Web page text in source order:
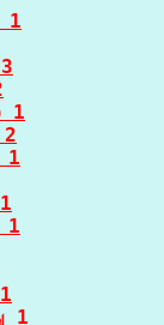
1
1
2
1
1
1